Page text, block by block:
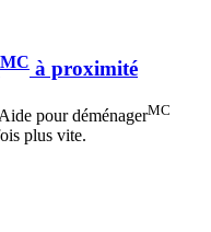
MC à proximité
pour déménagerMC
plus vite.